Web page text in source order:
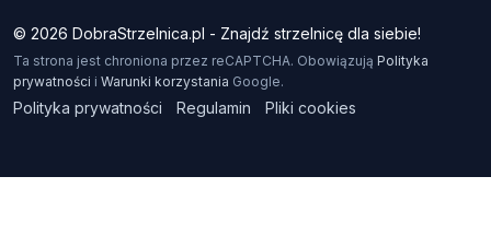
© 2026 DobraStrzelnica.pl - Znajdź strzelnicę dla siebie!
Ta strona jest chroniona przez reCAPTCHA. Obowiązują Polityka
prywatności i Warunki korzystania Google.
Polityka prywatności Regulamin Pliki cookies